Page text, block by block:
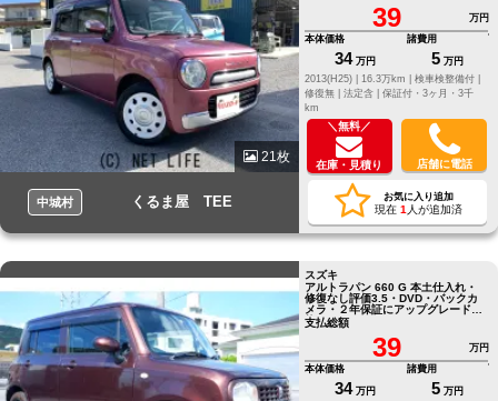
21枚
中城村 くるま屋 TEE
39
万円
本体価格
34 万円
諸費用
5 万円
2013(H25) |
16.3万km |
検車検整備付 |
修復無 | 法定含 | 保証付・3ヶ月・3千
km
＼無料／
在庫・見積り 店舗に電話
お気に入り追加
現在 1 人が追加済
スズキ
アルトラパン 660 G 本土仕入れ・
修復なし評価3.5・DVD・バックカ
メラ・２年保証にアップグレード可
能
支払総額
39
万円
本体価格
34 万円
諸費用
5 万円